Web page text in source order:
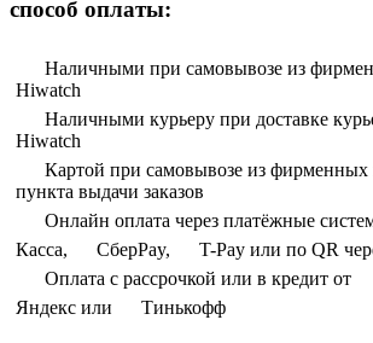
способ оплаты:
Наличными при самовывозе из
Hiwatch
Наличными курьеру при доставке
Hiwatch
Картой при самовывозе из фирменных
пункта выдачи заказов
Онлайн оплата через платёжные
Касса,
СберPay, T-Pay или по QR
Оплата с рассрочкой или в кредит от
Яндекс или
Тинькофф